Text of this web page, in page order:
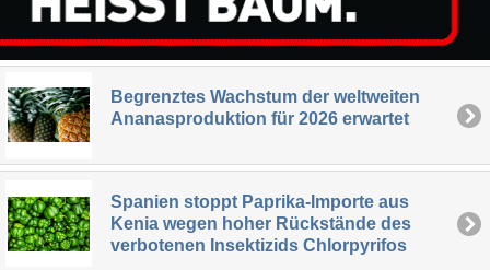
Begrenztes Wachstum der weltweiten
Ananasproduktion für 2026 erwartet
Spanien stoppt Paprika-Importe aus
Kenia wegen hoher Rückstände des
verbotenen Insektizids Chlorpyrifos